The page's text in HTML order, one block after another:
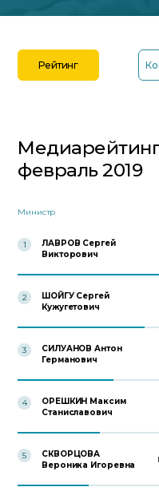
Рейтинг
февраль 2019
Министр
1
ЛАВРОВ Сергей
Викторович
2
ШОЙГУ Сергей
Кужугетович
3
СИЛУАНОВ Антон
Германович
4
ОРЕШКИН Максим
Станиславович
5
СКВОРЦОВА
Вероника Игоревна